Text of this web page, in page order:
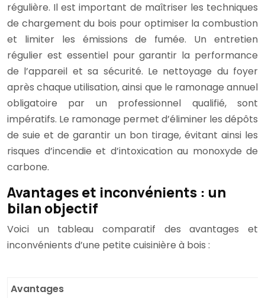
régulière. Il est important de maîtriser les techniques
de chargement du bois pour optimiser la combustion
et limiter les émissions de fumée. Un entretien
régulier est essentiel pour garantir la performance
de l’appareil et sa sécurité. Le nettoyage du foyer
après chaque utilisation, ainsi que le ramonage annuel
obligatoire par un professionnel qualifié, sont
impératifs. Le ramonage permet d’éliminer les dépôts
de suie et de garantir un bon tirage, évitant ainsi les
risques d’incendie et d’intoxication au monoxyde de
carbone.
Avantages et inconvénients : un
bilan objectif
Voici un tableau comparatif des avantages et
inconvénients d’une petite cuisinière à bois :
Avantages